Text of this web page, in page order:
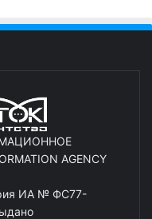
AGENCY
ИА № ФС77-